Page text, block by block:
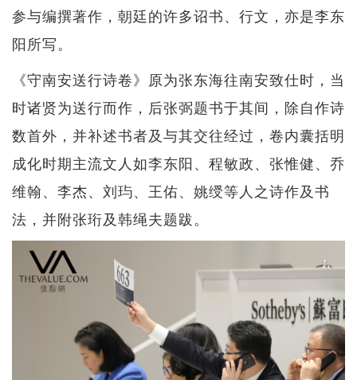
参与编撰著作，朝廷的许多诏书、行文，亦是李东
阳所写。
《守南安送行诗卷》原为张东海往南安致仕时，当
时诸贤为送行而作，后张弼题书于其间，除自作诗
数首外，并补述书者及与其交往经过，卷内囊括明
成化时期主流文人如李东阳、程敏政、张惟健、乔
维翰、李杰、刘玙、王佑、姚绶等人之诗作及书
法，并附张珩及韩绳夫题跋。